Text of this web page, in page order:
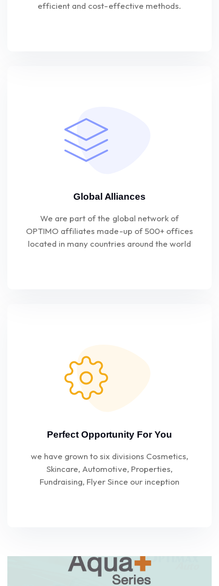
efficient and cost-effective methods.
Global Alliances
We are part of the global network of
OPTIMO affiliates made-up of 500+ offices
located in many countries around the world
Perfect Opportunity For You
we have grown to six divisions Cosmetics,
Skincare, Automotive, Properties,
Fundraising, Flyer Since our inception